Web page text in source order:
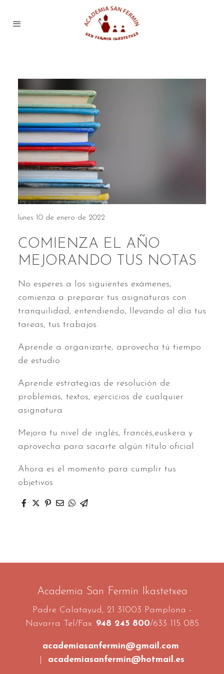
lunes 10 de enero de 2022
COMIENZA EL AÑO
MEJORANDO TUS NOTAS
No esperes a los siguientes exámenes,
comienza a preparar tus asignaturas con
tranquilidad, entendiendo, llevando al día tus
tareas, tus trabajos.
Aprende a organizarte, aprovecha tú tiempo
de estudio
Aprende estrategias de resolución de
problemas, textos, ejercicios de cualquier
asignatura
Mejora tu nivel de inglés, francés,euskera y
aprovecha para sacarte algún título oficial
Ahora es el momento para cumplir tus
objetivos
Academia San Fermín Ikastetxea
Padre Calatayud, 21 31003 Pamplona -
Navarra Tel/Fax: 948 245 800/633 115 085
academiasanfermin@gmail.com
academiasanfermin@hotmail.es